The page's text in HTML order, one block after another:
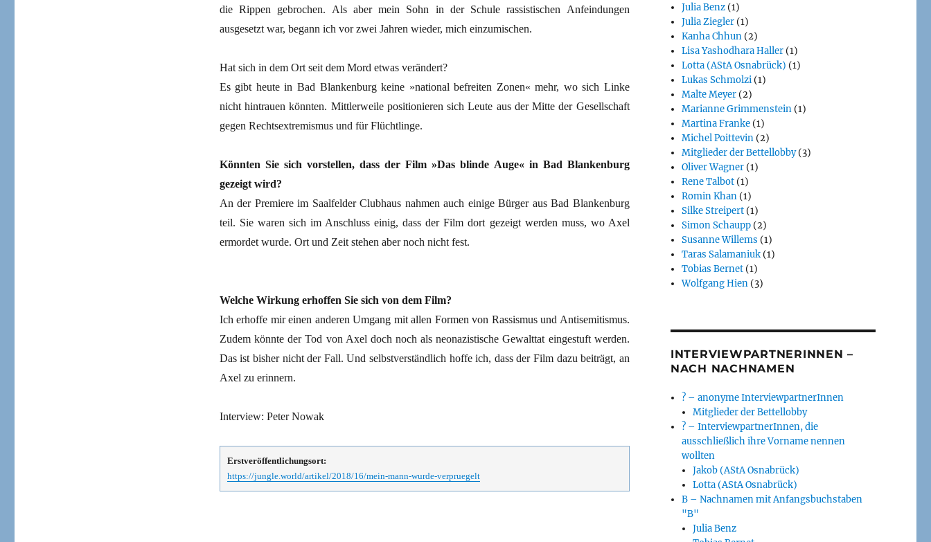
die Rippen gebrochen. Als aber mein Sohn in der Schule rassistischen Anfeindungen
ausgesetzt war, begann ich vor zwei Jahren wieder, mich einzumischen.
Hat sich in dem Ort seit dem Mord etwas verändert?
Es gibt heute in Bad Blankenburg keine »national befreiten Zonen« mehr, wo sich Linke
nicht hintrauen könnten. Mittlerweile positionieren sich Leute aus der Mitte der Gesellschaft
gegen Rechtsextremismus und für Flüchtlinge.
Könnten Sie sich vorstellen, dass der Film »Das blinde Auge« in Bad Blankenburg
gezeigt wird?
An der Premiere im Saalfelder Clubhaus nahmen auch einige Bürger aus Bad Blankenburg
teil. Sie waren sich im Anschluss einig, dass der Film dort gezeigt werden muss, wo Axel
ermordet wurde. Ort und Zeit stehen aber noch nicht fest.
Welche Wirkung erhoffen Sie sich von dem Film?
Ich erhoffe mir einen anderen Umgang mit allen Formen von Rassismus und Antisemitismus.
Zudem könnte der Tod von Axel doch noch als neonazistische Gewalttat eingestuft werden.
Das ist bisher nicht der Fall. Und selbstverständlich hoffe ich, dass der Film dazu beiträgt, an
Axel zu erinnern.
Interview: Peter Nowak
Erstveröffentlichungsort:
https://jungle.world/artikel/2018/16/mein-mann-wurde-verpruegelt
Julia Benz (1)
Julia Ziegler (1)
Kanha Chhun (2)
Lisa Yashodhara Haller (1)
Lotta (AStA Osnabrück) (1)
Lukas Schmolzi (1)
Malte Meyer (2)
Marianne Grimmenstein (1)
Martina Franke (1)
Michel Poittevin (2)
Mitglieder der Bettellobby(3)
Oliver Wagner (1)
Rene Talbot (1)
Romin Khan (1)
Silke Streipert (1)
Simon Schaupp (2)
Susanne Willems (1)
Taras Salamaniuk (1)
Tobias Bernet (1)
Wolfgang Hien (3)
INTERVIEWPARTNERINNEN –
NACH NACHNAMEN
? – anonyme InterviewpartnerInnen
Mitglieder der Bettellobby
? – InterviewpartnerInnen, die
ausschließlich ihre Vorname nennen
wollten
Jakob (AStA Osnabrück)
Lotta (AStA Osnabrück)
B – Nachnamen mit Anfangsbuchstaben
"B"
Julia Benz